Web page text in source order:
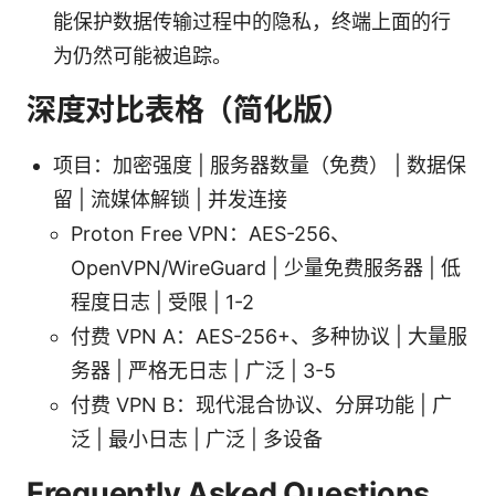
能保护数据传输过程中的隐私，终端上面的行
为仍然可能被追踪。
深度对比表格（简化版）
项目：加密强度 | 服务器数量（免费） | 数据保
留 | 流媒体解锁 | 并发连接
Proton Free VPN：AES-256、
OpenVPN/WireGuard | 少量免费服务器 | 低
程度日志 | 受限 | 1-2
付费 VPN A：AES-256+、多种协议 | 大量服
务器 | 严格无日志 | 广泛 | 3-5
付费 VPN B：现代混合协议、分屏功能 | 广
泛 | 最小日志 | 广泛 | 多设备